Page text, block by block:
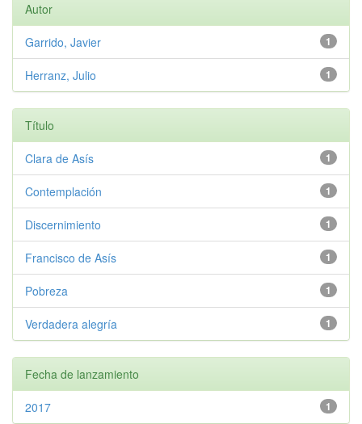
Autor
1
Garrido, Javier
1
Herranz, Julio
Título
1
Clara de Asís
1
Contemplación
1
Discernimiento
1
Francisco de Asís
1
Pobreza
1
Verdadera alegría
Fecha de lanzamiento
1
2017